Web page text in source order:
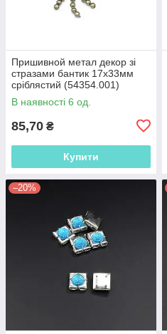
Пришивной метал декор зі
стразами бантик 17х33мм
сріблястий (54354.001)
В наявності 6 од.
85,70 ₴
Купити
–20%